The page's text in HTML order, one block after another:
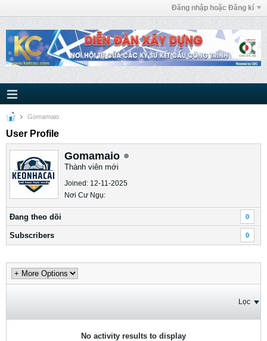
Đăng nhập hoặc Đăng kí
Gomamaio
User Profile
Gomamaio
Thành viên mới
Joined: 12-11-2025
Nơi Cư Ngụ:
Ðang theo dõi 0
Subscribers 0
Lọc
No activity results to display